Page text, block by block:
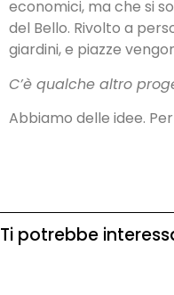
economici, ma che si
del Bello. Rivolto a
giardini, e piazze
C’è qualche altro
Abbiamo delle idee.
Ti potrebbe